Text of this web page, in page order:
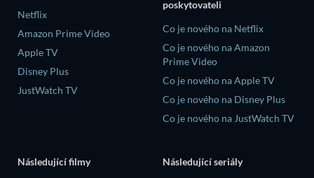
Netflix
Amazon Prime Video
Apple TV
Disney Plus
JustWatch TV
poskytovateli
Co je nového na Netflix
Co je nového na Amazon
Prime Video
Co je nového na Apple TV
Co je nového na Disney Plus
Co je nového na JustWatch TV
Následující filmy
Následující seriály